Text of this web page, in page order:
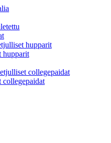
hupparit
hupparit
collegepaidat
collegepaidat